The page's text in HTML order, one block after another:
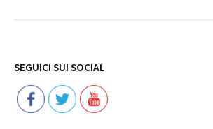
SEGUICI SUI SOCIAL